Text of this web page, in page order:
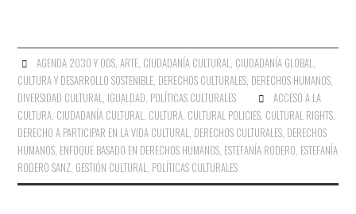
AGENDA 2030 Y ODS, ARTE, CIUDADANÍA CULTURAL CIUDADANÍA GLOBAL
CULTURA Y DESARROLLO SOSTENIBLE DERECHOS CULTURALES DERECHOS HUMANOS
DIVERSIDAD CULTURAL IGUALDAD POLÍTICAS CULTURALES
ACCESO A LA
CULTURA CIUDADANÍA CULTURAL CULTURA CULTURAL POLICIES CULTURAL RIGHTS
DERECHO A PARTICIPAR EN LA VIDA CULTURAL DERECHOS CULTURALES DERECHOS
HUMANOS ENFOQUE BASADO EN DERECHOS HUMANOS ESTEFANÍA RODERO ESTEFANÍA
RODERO SANZ GESTIÓN CULTURAL POLÍTICAS CULTURALES